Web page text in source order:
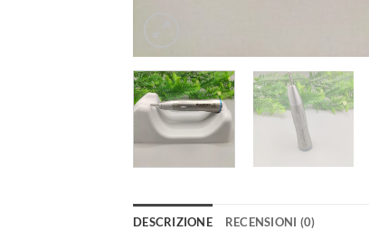
DESCRIZIONE RECENSIONI (0)